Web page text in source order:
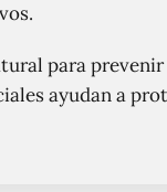
para
ayudan a